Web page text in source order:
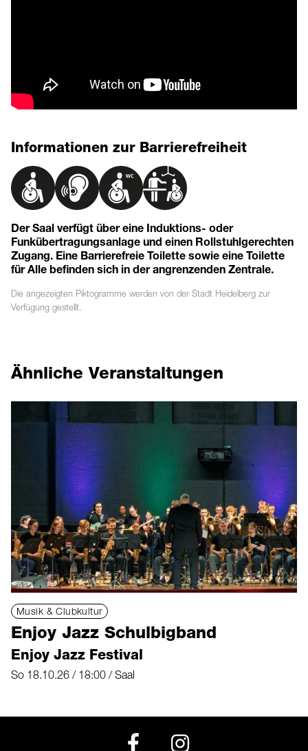
Informationen zur Barrierefreiheit
Der Saal verfügt über eine Induktions- oder
Funkübertragungsanlage und einen Rollstuhlgerechten
Zugang. Eine Barrierefreie Toilette sowie eine Toilette
für Alle befinden sich in der angrenzenden Zentrale.
Die angezeigten Piktogramme werden von der Stadt Heidelberg zur
Verfügung gestellt.
Ähnliche Veranstaltungen
Musik & Clubkultur
Enjoy Jazz Schulbigband
Enjoy Jazz Festival
So 18.10.26 / 18:00 / Saal